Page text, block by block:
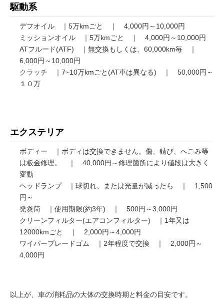
駆動系
デフオイル ｜5万kmごと ｜ 4,000円～10,000円
ミッションオイル ｜5万kmごと ｜ 4,000円～10,000円
ATフルード(ATF) ｜無交換もしくは、60,000km毎 ｜
6,000円～10,000円
クラッチ ｜7~10万kmごと(AT車は異なる) ｜ 50,000円～
１０万
エクステリア
ボディー ｜ボディは交換できません。傷、錆び、へこみ等
は板金修理。 ｜ 40,000円～修理箇所により値段は大きく
変動
ヘッドランプ ｜球切れ、または光量が減ったら ｜ 1,500
円～
発炎筒 ｜使用期限(約3年) ｜ 500円～3,000円
クリーンフィルター(エアコンフィルター) ｜1年又は
12000kmごと ｜ 2,000円～4,000円
ワイパーブレードゴム ｜2年程度で交換 ｜ 2,000円～
4,000円
以上が、車の消耗品の大体の交換時期と料金の目安です。